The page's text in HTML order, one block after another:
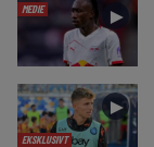
MEDIE ►
EKSKLUSIVT
►